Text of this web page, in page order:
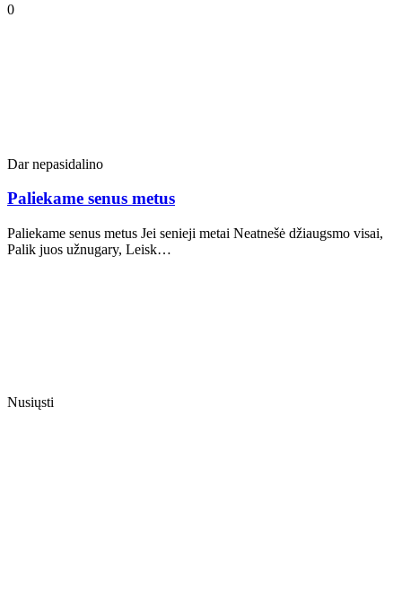
0
Dar nepasidalino
Paliekame senus metus
Paliekame senus metus Jei senieji metai Neatnešė džiaugsmo visai,
Palik juos užnugary, Leisk…
Nusiųsti